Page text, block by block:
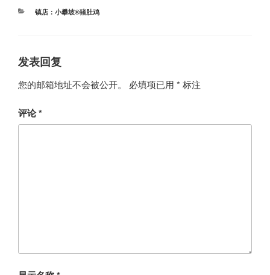
分
镇店：小攀坡®猪肚鸡
发表回复
您的邮箱地址不会被公开。 必填项已用 * 标注
评论*